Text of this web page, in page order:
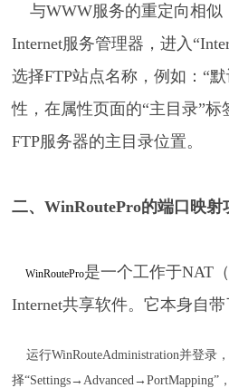
与WWW服务的重定向相似
Internet服务管理器，进入
选择FTP站点名称，例如：“
性，在属性页面的“主目录”
FTP服务器的主目录位置。
二、WinRoutePro的端口映射
WinRoutePro是一个工作于NAT
Internet共享软件。它本身自带
运行WinRouteAdministration并登录
择“Settings→Advanced→PortMapping”